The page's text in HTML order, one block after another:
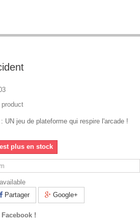
product
UN jeu de plateforme qui respire l'arcade !
plus en stock
Partager Google+
!